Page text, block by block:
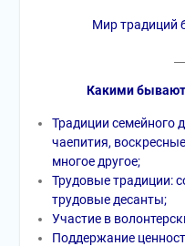
Мир традиций
Какими
Традиции семейного
чаепития,
многое другое;
Трудовые традиции:
трудовые десанты;
Участие в
Поддержание